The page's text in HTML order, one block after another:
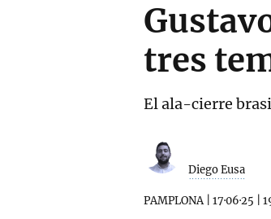
tres
El ala-cierre
Diego Eusa
PAMPLONA| 17·06·25